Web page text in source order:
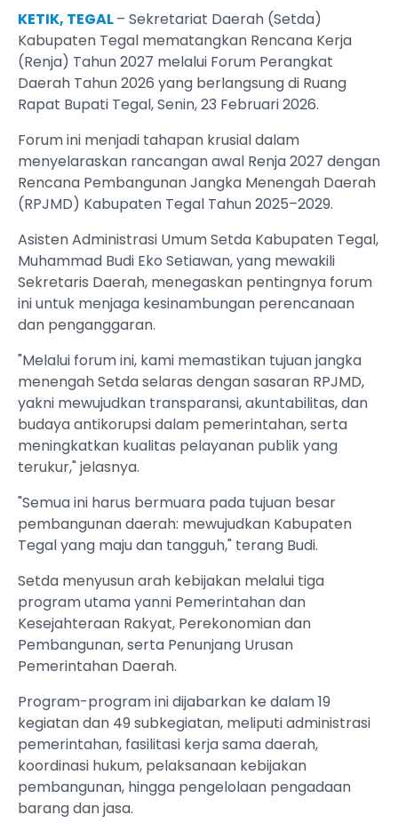
KETIK, TEGAL– Sekretariat Daerah (Setda)
Kabupaten Tegal mematangkan Rencana Kerja
(Renja) Tahun 2027 melalui Forum Perangkat
Daerah Tahun 2026 yang berlangsung di Ruang
Rapat Bupati Tegal, Senin, 23 Februari 2026.
Forum ini menjadi tahapan krusial dalam
menyelaraskan rancangan awal Renja 2027 dengan
Rencana Pembangunan Jangka Menengah Daerah
(RPJMD) Kabupaten Tegal Tahun 2025–2029.
Asisten Administrasi Umum Setda Kabupaten Tegal,
Muhammad Budi Eko Setiawan, yang mewakili
Sekretaris Daerah, menegaskan pentingnya forum
ini untuk menjaga kesinambungan perencanaan
dan penganggaran.
"Melalui forum ini, kami memastikan tujuan jangka
menengah Setda selaras dengan sasaran RPJMD,
yakni mewujudkan transparansi, akuntabilitas, dan
budaya antikorupsi dalam pemerintahan, serta
meningkatkan kualitas pelayanan publik yang
terukur," jelasnya.
"Semua ini harus bermuara pada tujuan besar
pembangunan daerah: mewujudkan Kabupaten
Tegal yang maju dan tangguh," terang Budi.
Setda menyusun arah kebijakan melalui tiga
program utama yanni Pemerintahan dan
Kesejahteraan Rakyat, Perekonomian dan
Pembangunan, serta Penunjang Urusan
Pemerintahan Daerah.
Program-program ini dijabarkan ke dalam 19
kegiatan dan 49 subkegiatan, meliputi administrasi
pemerintahan, fasilitasi kerja sama daerah,
koordinasi hukum, pelaksanaan kebijakan
pembangunan, hingga pengelolaan pengadaan
barang dan jasa.